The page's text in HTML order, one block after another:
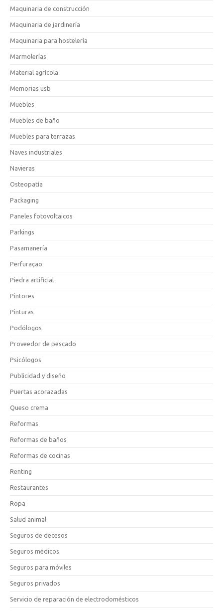
Maquinaria de construcción
Maquinaria de jardinería
Maquinaria para hostelería
Marmolerías
Material agrícola
Memorias usb
Muebles
Muebles de baño
Muebles para terrazas
Naves industriales
Navieras
Osteopatía
Packaging
Paneles fotovoltaicos
Parkings
Pasamanería
Perfuraçao
Piedra artificial
Pintores
Pinturas
Podólogos
Proveedor de pescado
Psicólogos
Publicidad y diseño
Puertas acorazadas
Queso crema
Reformas
Reformas de baños
Reformas de cocinas
Renting
Restaurantes
Ropa
Salud animal
Seguros de decesos
Seguros médicos
Seguros para móviles
Seguros privados
Servicio de reparación de electrodomésticos